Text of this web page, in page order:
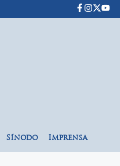
Sínodo Imprensa